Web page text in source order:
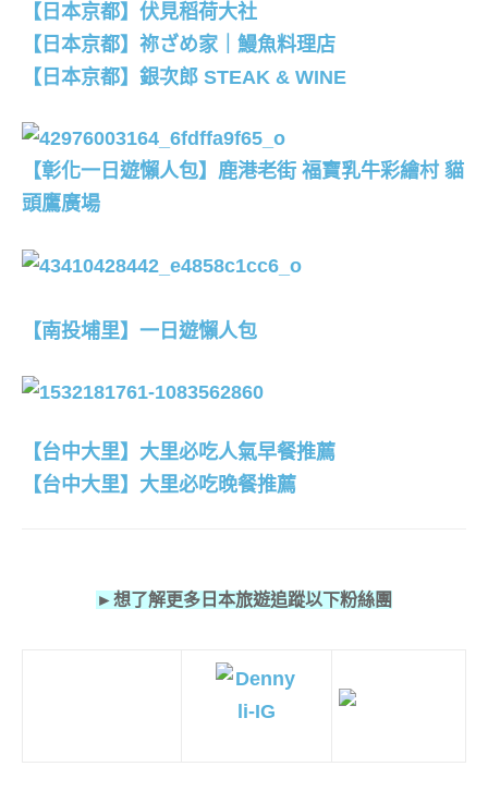
【日本京都】伏見稻荷大社
【日本京都】祢ざめ家｜鰻魚料理店
【日本京都】銀次郎 STEAK & WINE
【彰化一日遊懶人包】鹿港老街 福寶乳牛彩繪村 貓
頭鷹廣場
【南投埔里】一日遊懶人包
【台中大里】大里必吃人氣早餐推薦
【台中大里】大里必吃晚餐推薦
►想了解更多日本旅遊追蹤以下粉絲團